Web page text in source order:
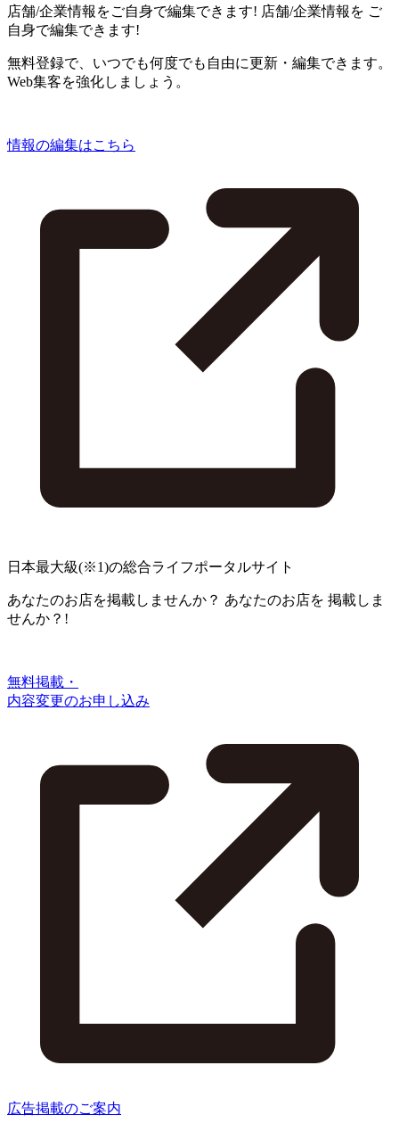
店舗/企業情報をご自身で編集できます! 店舗/企業情報を ご
自身で編集できます!
無料登録で、いつでも何度でも自由に更新・編集できます。
Web集客を強化しましょう。
情報の編集はこちら
日本最大級(※1)の総合ライフポータルサイト
あなたのお店を掲載しませんか？ あなたのお店を 掲載しま
せんか？!
無料掲載・
内容変更のお申し込み
広告掲載のご案内